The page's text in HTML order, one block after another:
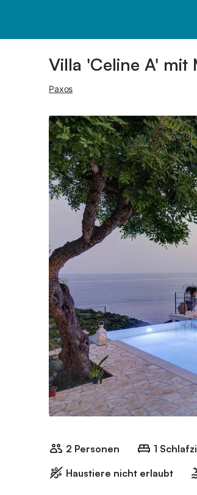
Villa 'Celine A' mit
Paxos
2 Personen 1
Haustiere nicht erlaubt